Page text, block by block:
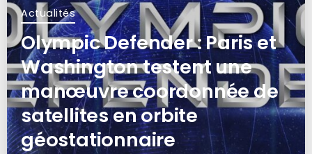
Actualités
Olympic Defender : Paris et
Washington testent une
manœuvre coordonnée de
satellites en orbite
géostationnaire